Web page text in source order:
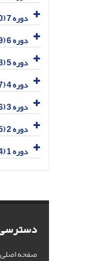
دوره 7 (1400)
دوره 6 (1399)
دوره 5 (1398)
دوره 4 (1397)
دوره 3 (1396)
دوره 2 (1395)
دوره 1 (1394)
صفحه اصلی